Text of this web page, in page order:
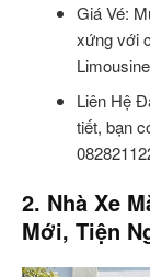
Giá Vé:
xứng với
Liên Hệ
tiết, bạn
2. Nhà Xe
Mới, Tiện